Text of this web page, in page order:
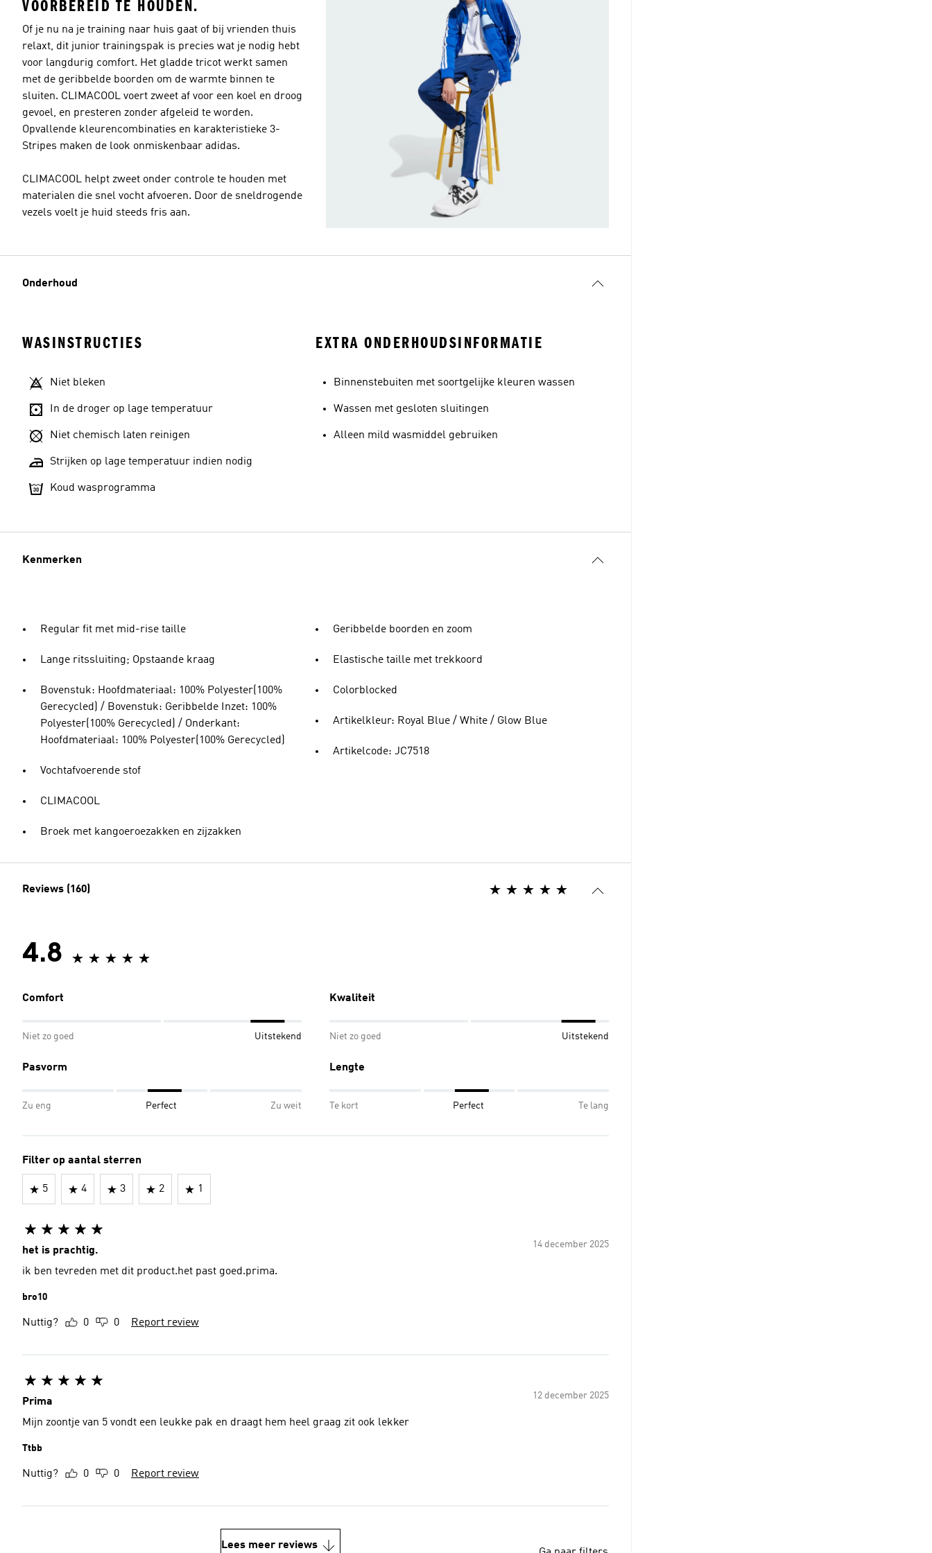
VOORBEREID TE HOUDEN.
Of je nu na je training naar huis gaat of bij vrienden thuis
relaxt, dit junior trainingspak is precies wat je nodig hebt
voor langdurig comfort. Het gladde tricot werkt samen
met de geribbelde boorden om de warmte binnen te
sluiten. CLIMACOOL voert zweet af voor een koel en droog
gevoel, en presteren zonder afgeleid te worden.
Opvallende kleurencombinaties en karakteristieke 3-
Stripes maken de look onmiskenbaar adidas.
CLIMACOOL helpt zweet onder controle te houden met
materialen die snel vocht afvoeren. Door de sneldrogende
vezels voelt je huid steeds fris aan.
Onderhoud
WASINSTRUCTIES
Niet bleken
In de droger op lage temperatuur
Niet chemisch laten reinigen
Strijken op lage temperatuur indien nodig
Koud wasprogramma
EXTRA ONDERHOUDSINFORMATIE
Binnenstebuiten met soortgelijke kleuren wassen
Wassen met gesloten sluitingen
Alleen mild wasmiddel gebruiken
Kenmerken
Regular fit met mid-rise taille
Lange ritssluiting; Opstaande kraag
Bovenstuk: Hoofdmateriaal: 100% Polyester(100%
Gerecycled) / Bovenstuk: Geribbelde Inzet: 100%
Polyester(100% Gerecycled) / Onderkant:
Hoofdmateriaal: 100% Polyester(100% Gerecycled)
Vochtafvoerende stof
CLIMACOOL
Broek met kangoeroezakken en zijzakken
Geribbelde boorden en zoom
Elastische taille met trekkoord
Colorblocked
Artikelkleur: Royal Blue / White / Glow Blue
Artikelcode: JC7518
Reviews (160)
4.8
Comfort
Niet zo goed Uitstekend
Kwaliteit
Niet zo goed Uitstekend
Pasvorm
Zu eng Perfect Zu weit
Lengte
Te kort Perfect Te lang
Filter op aantal sterren
5 4 3 2 1
14 december 2025
het is prachtig.
ik ben tevreden met dit product.het past goed.prima.
bro10
Nuttig? 0 0 Report review
12 december 2025
Prima
Mijn zoontje van 5 vondt een leukke pak en draagt hem heel graag zit ook lekker
Ttbb
Nuttig? 0 0 Report review
Lees meer reviews